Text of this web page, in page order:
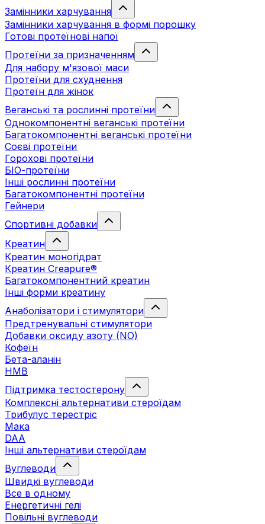
Замінники харчування
Замінники харчування в формі порошку
Готові протеїнові напої
Протеїни за призначенням
Для набору м'язової маси
Протеїни для схуднення
Протеїн для жінок
Веганські та рослинні протеїни
Однокомпонентні веганські протеїни
Багатокомпонентні веганські протеїни
Cоєві протеїни
Горохові протеїни
БІО-протеїни
Інші рослинні протеїни
Багатокомпонентні протеїни
Гейнери
Спортивні добавки
Креатин
Креатин моногідрат
Креатин Creapure®
Багатокомпонентний креатин
Інші форми креатину
Анаболізатори і стимулятори
Предтренувальні стимулятори
Добавки оксиду азоту (NO)
Кофеїн
Бета-аланін
HMB
Підтримка тестостерону
Комплексні альтернативи стероїдам
Трибулус терестріс
Мака
DAA
Інші альтернативи стероїдам
Вуглеводи
Швидкі вуглеводи
Все в одному
Енергетичні гелі
Повільні вуглеводи